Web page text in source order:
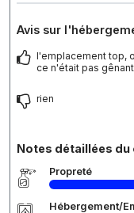
Avis sur
l'emplacement top,
ce n'était pas
rien
Notes détaillées du
Propreté
Hébergement/